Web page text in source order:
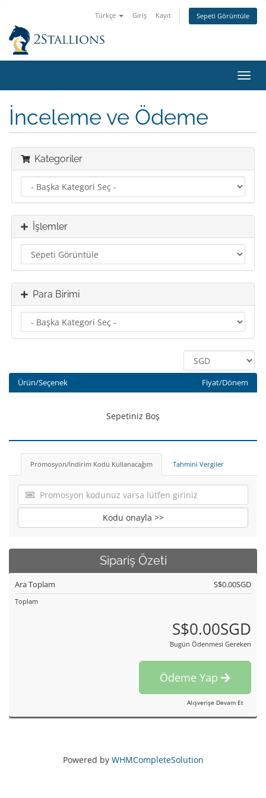
Türkçe Giriş Kayıt Sepeti Görüntüle
İnceleme ve Ödeme
Kategoriler
İşlemler
Para Birimi
Ürün/Seçenek Fiyat/Dönem
Sepetiniz Boş
Promosyon/İndirim Kodu Kullanacağım Tahmini Vergiler
Kodu onayla >>
Sipariş Özeti
Ara Toplam S$0.00SGD
Toplam
S$0.00SGD
Bugün Ödenmesi Gereken
Ödeme Yap
Alışverişe Devam Et
Powered by WHMCompleteSolution